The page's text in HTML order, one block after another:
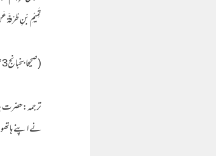
تَمِیْمِ بْنِ
(صحیحابنحبانج3ص178،صحیحمسلمج1ص181 )
ترجمہ:حضرت
نے اپنے